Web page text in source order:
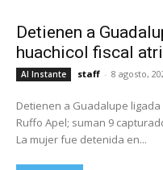
Detienen a
huachicol fiscal
Al Instante staff - 8 agosto,
Detienen a Guadalupe
Ruffo Apel; suman 9
La mujer fue detenida en...